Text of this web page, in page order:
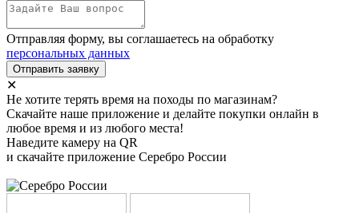
Отправляя форму, вы соглашаетесь на обработку
персональных данных
Отправить заявку
✕
Не хотите терять время на походы по магазинам?
Скачайте наше приложение и делайте покупки онлайн в
любое время и из любого места!
Наведите камеру на QR
и скачайте приложение Серебро России